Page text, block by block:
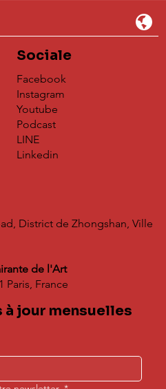
Sociale
Facebook
Instagram
Youtube
Podcast
LINE
Linkedin
District de Zhongshan, Ville
de l'Art
Paris, France
à jour mensuelles